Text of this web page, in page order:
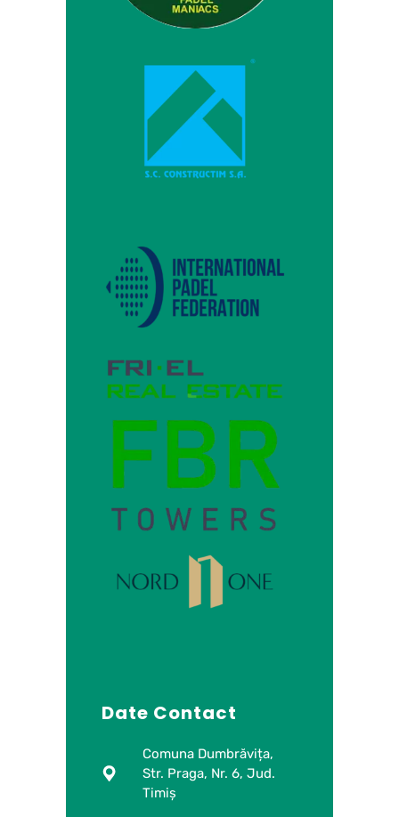
Date Contact
Comuna Dumbrăvița,
Str. Praga, Nr. 6, Jud.
Timiș